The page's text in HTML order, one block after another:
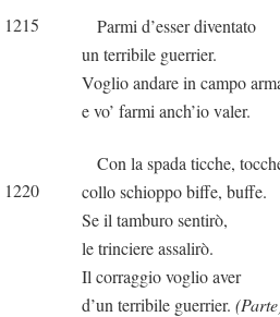
1215
Parmi d’esser diventato
un terribile guerrier.
Voglio andare in campo
e vo’ farmi anch’io valer.
Con la spada ticche,
1220
collo schioppo biffe, buffe.
Se il tamburo sentirò,
le trinciere assalirò.
Il corraggio voglio aver
d’un terribile guerrier.